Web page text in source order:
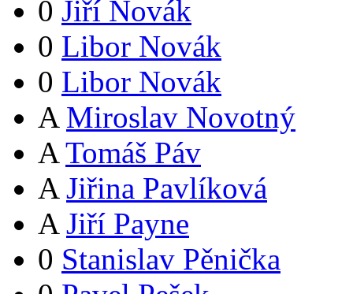
0 Jiří Novák
0 Libor Novák
0 Libor Novák
A Miroslav Novotný
A Tomáš Páv
A Jiřina Pavlíková
A Jiří Payne
0 Stanislav Pěnička